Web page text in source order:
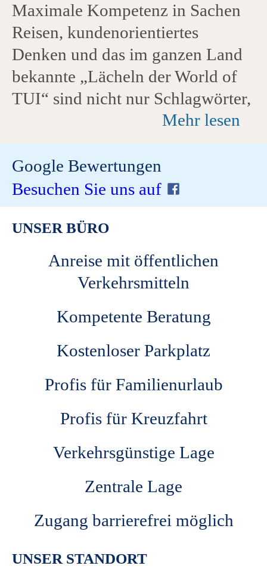
Maximale Kompetenz in Sachen
Reisen, kundenorientiertes
Denken und das im ganzen Land
bekannte „Lächeln der World of
TUI“ sind nicht nur Schlagwörter,
sondern werden von allen TUI
eigene Reisen kennen die
engagierten Mitarbeiter:innen
viele Destinationen weltweit und
haben immer einen Geheimtipp
für Sie parat. Kommen Sie vorbei
und genießen Sie mit TUI die
Bei Neubuchung einer Reise im
Buchungszeitraum von 10.07. bis
31.08.2026 für den Reisezeitraum
10.07. bis 30.09.2026 in einer TUI
Österreich erhalten Kund:innen
einen 100 € Gutschein für ihre
Gutschein für eine/n Freund:in.
Limitiertes Kontingent.
Einlösebedingungen: siehe
Mehr lesen
Google Bewertungen
Besuchen Sie uns auf
UNSER BÜRO
Anreise mit öffentlichen
Verkehrsmitteln
Kompetente Beratung
Kostenloser Parkplatz
Profis für Familienurlaub
Profis für Kreuzfahrt
Verkehrsgünstige Lage
Zentrale Lage
Zugang barrierefrei möglich
UNSER STANDORT